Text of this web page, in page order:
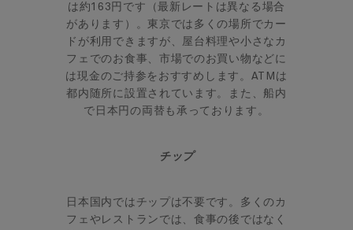
は約163円です（最新レートは異なる場合
があります）。東京では多くの場所でカー
ドが利用できますが、屋台料理や小さなカ
フェでのお食事、市場でのお買い物などに
は現金のご持参をおすすめします。ATMは
都内随所に設置されています。また、船内
で日本円の両替も承っております。
チップ
日本国内ではチップは不要です。多くのカ
フェやレストランでは、食事の後ではなく